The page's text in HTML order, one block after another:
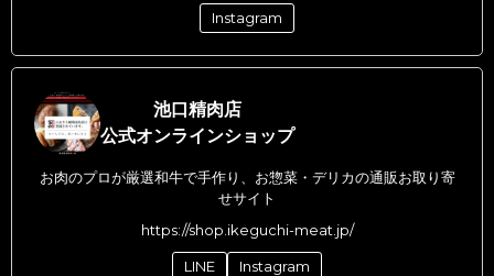
Instagram
池口精肉店
公式オンラインショップ
お肉のプロが厳選和牛で手作り、お惣菜・デリカの通販お取り寄
せサイト
https://shop.ikeguchi-meat.jp/
LINE Instagram